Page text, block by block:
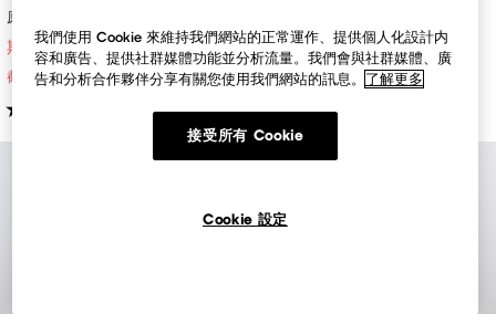
原價：NT$290
期間限定
截至 08/13 限定價格
期間限定
截至 08/13 限定價格
期間限定
截至 08/13 限定價格
4.9 (49)
我們使用 Cookie 來維持我們網站的正常運作、提供個人化設計内
容和廣告、提供社群媒體功能並分析流量。我們會與社群媒體、廣
告和分析合作夥伴分享有關您使用我們網站的訊息。 了解更多
接受所有 Cookie
Cookie 設定